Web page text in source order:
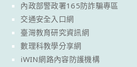
內政部警政署165防詐騙專區
交通安全入口網
臺灣教育研究資訊網
數理科教學分享網
iWIN網路內容防護機構